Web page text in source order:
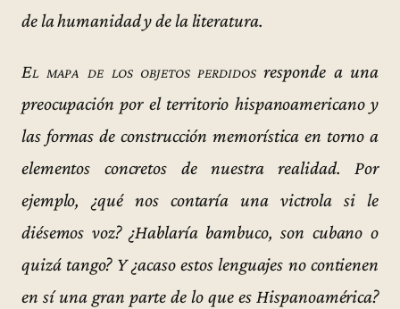
de la humanidad y de la literatura.
El mapa de los objetos perdidosresponde a una
preocupación por el territorio hispanoamericano y
las formas de construcción memorística en torno a
elementos concretos de nuestra realidad. Por
ejemplo, ¿qué nos contaría una victrola si le
diésemos voz? ¿Hablaría bambuco, son cubano o
quizá tango? Y ¿acaso estos lenguajes no contienen
en sí una gran parte de lo que es Hispanoamérica?